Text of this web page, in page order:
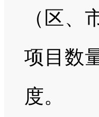
（区
项目数
度。